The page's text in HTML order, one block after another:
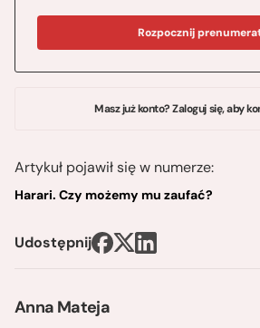
Anna Mateja
Rozpocznij
Masz już konto? Zaloguj się, aby
Artykuł pojawił się w numerze:
Harari. Czy możemy mu zaufać?
Udostępnij